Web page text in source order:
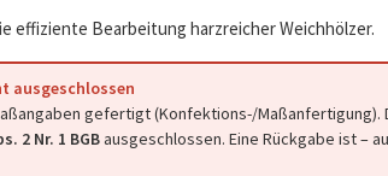
effiziente Bearbeitung harzreicher Weichhölzer.
ausgeschlossen
gefertigt (Konfektions-/Maßanfertigung).
2 Nr. 1 BGBausgeschlossen. Eine Rückgabe ist –